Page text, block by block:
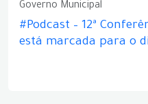
Governo Municipal
#Podcast – 12ª
está marcada para o